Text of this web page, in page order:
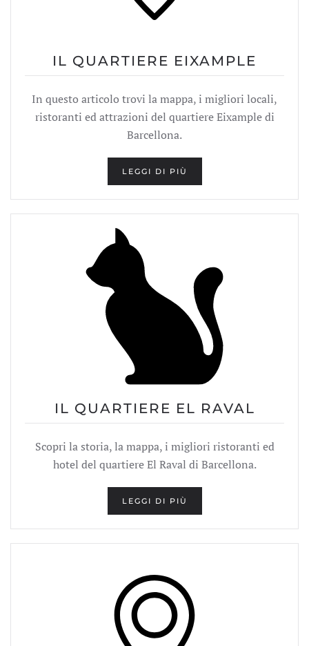
IL QUARTIERE EIXAMPLE
In questo articolo trovi la mappa, i migliori locali,
ristoranti ed attrazioni del quartiere Eixample di
Barcellona.
LEGGI DI PIÙ
IL QUARTIERE EL RAVAL
Scopri la storia, la mappa, i migliori ristoranti ed
hotel del quartiere El Raval di Barcellona.
LEGGI DI PIÙ